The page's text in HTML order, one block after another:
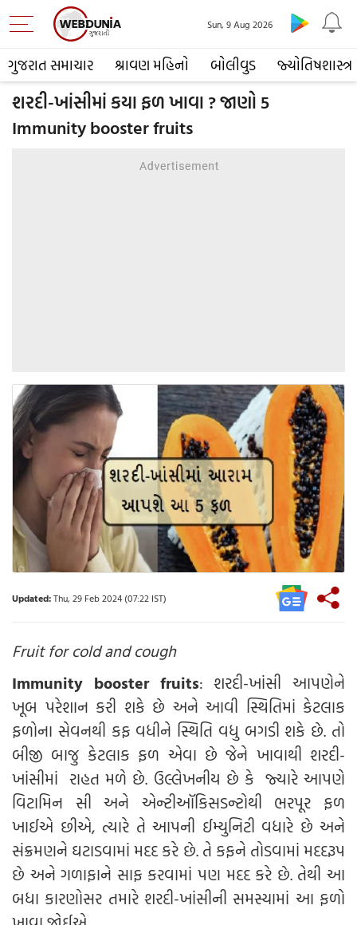
ગુજરાત સમાચાર શ્રાવણ મહિનો બોલીવુડ જ્યોતિષશાસ્ત્ર
Sun, 9 Aug 2026
શરદી-ખાંસીમાં કયા ફળ ખાવા ? જાણો 5
Immunity booster fruits
Updated:Thu, 29 Feb 2024 (07:22 IST)
Fruit for cold and cough
Immunity booster fruits: શરદી-ખાંસી આપણેને
ખૂબ પરેશાન કરી શકે છે અને આવી સ્થિતિમાં કેટલાક
ફળોના સેવનથી કફ વધીને સ્થિતિ વધુ બગડી શકે છે. તો
બીજી બાજુ કેટલાક ફળ એવા છે જેને ખાવાથી શરદી-
ખાંસીમાં રાહત મળે છે. ઉલ્લેખનીય છે કે જ્યારે આપણે
વિટામિન સી અને એન્ટીઑકિસડન્ટોથી ભરપૂર ફળ
ખાઈએ છીએ, ત્યારે તે આપની ઈમ્યુનિટી વધારે છે અને
સંક્રમણને ઘટાડવામાં મદદ કરે છે. તે કફને તોડવામાં મદદરૂપ
છે અને ગળાફાને સાફ કરવામાં પણ મદદ કરે છે. તેથી આ
બધા કારણોસર તમારે શરદી-ખાંસીની સમસ્યામાં આ ફળો